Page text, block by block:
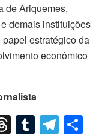
de Ariquemes,
demais instituições
estratégico da
econômico
T T T